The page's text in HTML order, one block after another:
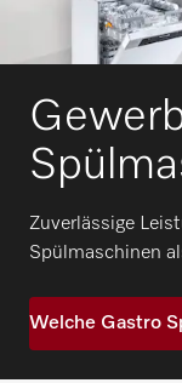
Zuverlässige
Spülmaschinen
Welche Gastro